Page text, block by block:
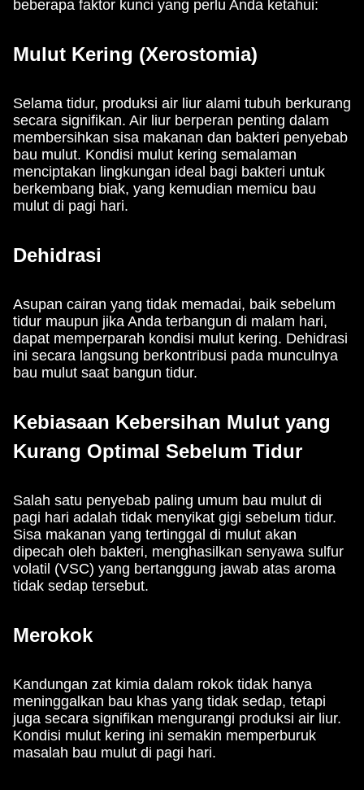
beberapa faktor kunci yang perlu Anda ketahui:
Mulut Kering (Xerostomia)
Selama tidur, produksi air liur alami tubuh berkurang
secara signifikan. Air liur berperan penting dalam
membersihkan sisa makanan dan bakteri penyebab
bau mulut. Kondisi mulut kering semalaman
menciptakan lingkungan ideal bagi bakteri untuk
berkembang biak, yang kemudian memicu bau
mulut di pagi hari.
Dehidrasi
Asupan cairan yang tidak memadai, baik sebelum
tidur maupun jika Anda terbangun di malam hari,
dapat memperparah kondisi mulut kering. Dehidrasi
ini secara langsung berkontribusi pada munculnya
bau mulut saat bangun tidur.
Kebiasaan Kebersihan Mulut yang
Kurang Optimal Sebelum Tidur
Salah satu penyebab paling umum bau mulut di
pagi hari adalah tidak menyikat gigi sebelum tidur.
Sisa makanan yang tertinggal di mulut akan
dipecah oleh bakteri, menghasilkan senyawa sulfur
volatil (VSC) yang bertanggung jawab atas aroma
tidak sedap tersebut.
Merokok
Kandungan zat kimia dalam rokok tidak hanya
meninggalkan bau khas yang tidak sedap, tetapi
juga secara signifikan mengurangi produksi air liur.
Kondisi mulut kering ini semakin memperburuk
masalah bau mulut di pagi hari.